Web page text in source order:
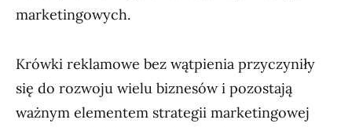
marketingowych.
Krówki reklamowe bez wątpienia przyczyniły
się do rozwoju wielu biznesów i pozostają
ważnym elementem strategii marketingowej